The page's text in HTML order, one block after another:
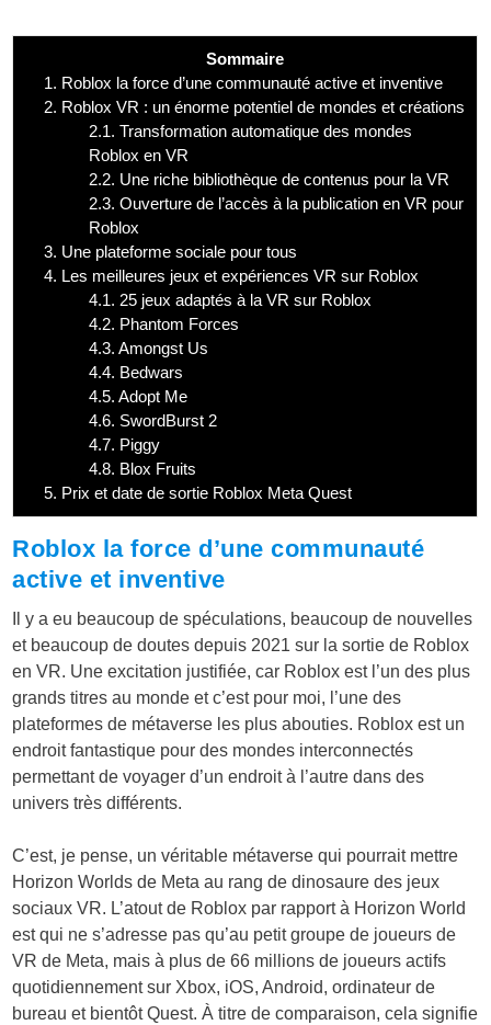
Sommaire
1. Roblox la force d’une communauté active et inventive
2. Roblox VR : un énorme potentiel de mondes et créations
2.1. Transformation automatique des mondes
Roblox en VR
2.2. Une riche bibliothèque de contenus pour la VR
2.3. Ouverture de l’accès à la publication en VR pour
Roblox
3. Une plateforme sociale pour tous
4. Les meilleures jeux et expériences VR sur Roblox
4.1. 25 jeux adaptés à la VR sur Roblox
4.2. Phantom Forces
4.3. Amongst Us
4.4. Bedwars
4.5. Adopt Me
4.6. SwordBurst 2
4.7. Piggy
4.8. Blox Fruits
5. Prix et date de sortie Roblox Meta Quest
Roblox la force d’une communauté
active et inventive
Il y a eu beaucoup de spéculations, beaucoup de nouvelles
et beaucoup de doutes depuis 2021 sur la sortie de Roblox
en VR. Une excitation justifiée, car Roblox est l’un des plus
grands titres au monde et c’est pour moi, l’une des
plateformes de métaverse les plus abouties. Roblox est un
endroit fantastique pour des mondes interconnectés
permettant de voyager d’un endroit à l’autre dans des
univers très différents.
C’est, je pense, un véritable métaverse qui pourrait mettre
Horizon Worlds de Meta au rang de dinosaure des jeux
sociaux VR. L’atout de Roblox par rapport à Horizon World
est qui ne s’adresse pas qu’au petit groupe de joueurs de
VR de Meta, mais à plus de 66 millions de joueurs actifs
quotidiennement sur Xbox, iOS, Android, ordinateur de
bureau et bientôt Quest. À titre de comparaison, cela signifie